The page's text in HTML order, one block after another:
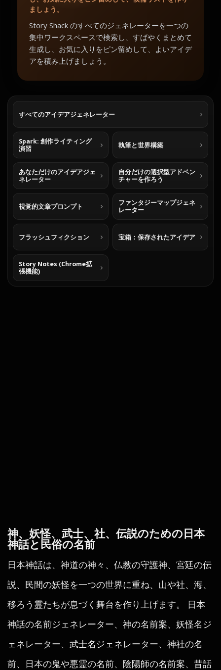
ましょう。
Story Shack のすべてのジェネレーターを一つの
集中ワークスペースで検索し、すばやくまとめて
生成し、お気に入りをピン留めして、よいアイデ
アを積み上げましょう。
すべてのアイデアジェネレーター
Spark: 創作ライティング
演習
執筆と世界構築
あなただけのアイデアジェ
ネレーター
自分だけの選択型アドベン
チャーを作ろう
視覚的文章プロンプト
ファンタジーマップジェネ
レーター
フラッシュフィクション 宝箱：保存されたアイデア
Story Notes (Chrome拡
張機能)
神、妖怪、武士、社、伝説のための日本
神話と民俗の名前
日本神話は、神道の神々、仏教の守護神、宮廷の伝
説、民間の妖怪を一つの世界に重ね、山や社、海、
移ろう霊たちが息づく舞台を作り上げます。 日本
神話の名前ジェネレーター、神の名前案、妖怪名ジ
ェネレーター、武士名ジェネレーター、神社の名
前、日本の鬼や悪霊の名前、陰陽師の名前案、昔話